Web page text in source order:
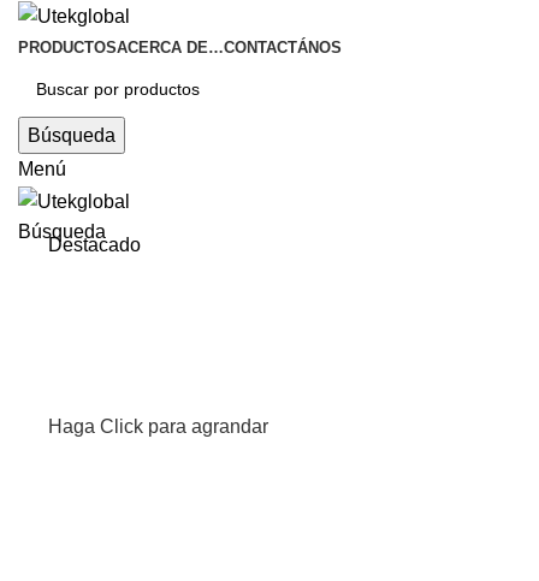
PRODUCTOSACERCA DE…CONTACTÁNOS
Búsqueda
Menú
Búsqueda
Destacado
Haga Click para agrandar